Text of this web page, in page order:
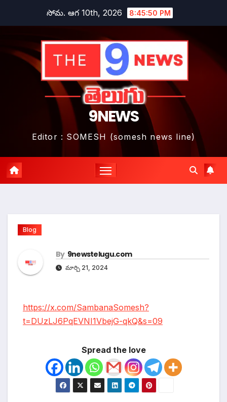
సోమ. ఆగ 10th, 2026 8:45:51 PM
9NEWS
Editor : SOMESH (somesh news line)
Blog
By 9newstelugu.com
మార్చి 21, 2024
https://x.com/SambanaSomesh?
t=DUzLJ6PqEVNI1VbejG-qkQ&s=09
Spread the love